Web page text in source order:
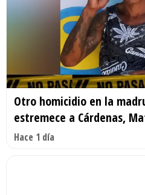
Otro homicidio en la
estremece a Cárdenas,
Hace 1 día